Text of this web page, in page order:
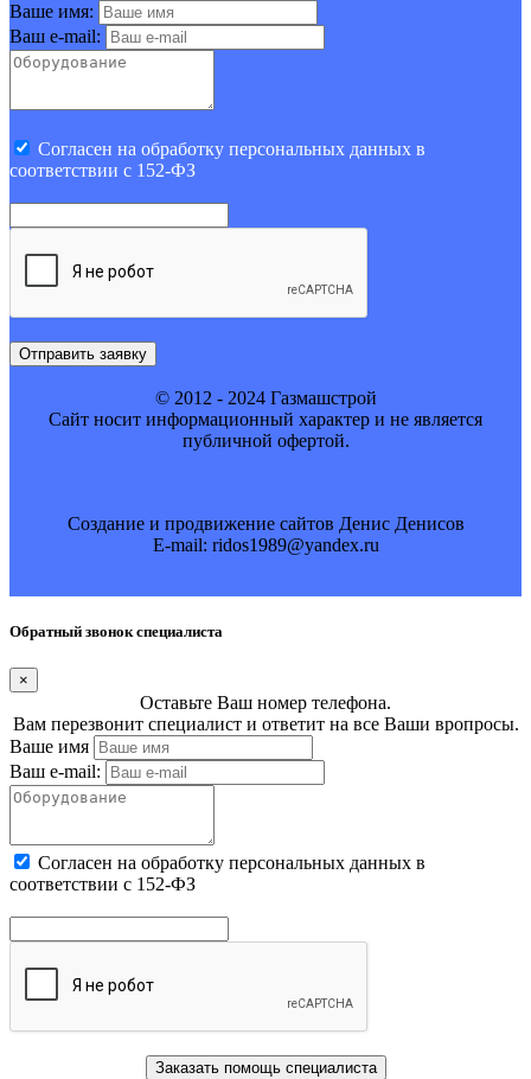
Ваше имя:
Ваш e-mail:
Cогласен на обработку персональных данных в
соответствии с 152-ФЗ
Отправить заявку
© 2012 - 2024 Газмашстрой
Cайт носит информационный характер и не является
публичной офертой.
Создание и продвижение сайтов Денис Денисов
E-mail: ridos1989@yandex.ru
Обратный звонок специалиста
×
Оставьте Ваш номер телефона.
Вам перезвонит специалист и ответит на все Ваши вропросы.
Ваше имя
Ваш e-mail:
Cогласен на обработку персональных данных в
соответствии с 152-ФЗ
Заказать помощь специалиста